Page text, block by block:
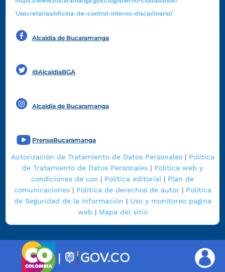
1/secretarias/oficina-de-control-interno-disciplinario/
Alcaldía de Bucaramanga
@AlcaldíaBGA
Alcaldía de Bucaramanga
PrensaBucaramanga
Autorización de Tratamiento de Datos Personales| Política
de Tratamiento de Datos Personales | Política web y
condiciones de uso | Política editorial | Plan de
comunicaciones| Política de derechos de autor| Política
de Seguridad de la Información | Uso y monitoreo pagina
web | Mapa del sitio
|